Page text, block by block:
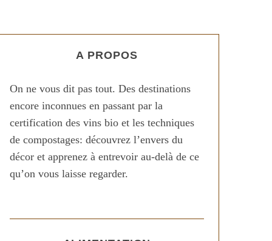
A PROPOS
On ne vous dit pas tout. Des destinations
encore inconnues en passant par la
certification des vins bio et les techniques
de compostages: découvrez l’envers du
décor et apprenez à entrevoir au-delà de ce
qu’on vous laisse regarder.